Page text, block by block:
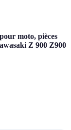
moto, pièces
Z 900 Z900